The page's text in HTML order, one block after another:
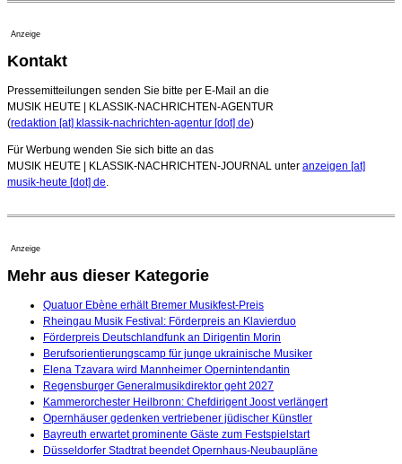
Anzeige
Kontakt
Pressemitteilungen senden Sie bitte per E-Mail an die
MUSIK HEUTE | KLASSIK-NACHRICHTEN-AGENTUR
(redaktion [at] klassik-nachrichten-agentur [dot] de)
Für Werbung wenden Sie sich bitte an das
MUSIK HEUTE | KLASSIK-NACHRICHTEN-JOURNAL unter anzeigen [at]
musik-heute [dot] de
Anzeige
Mehr aus dieser Kategorie
Quatuor Ebène erhält Bremer Musikfest-Preis
Rheingau Musik Festival: Förderpreis an Klavierduo
Förderpreis Deutschlandfunk an Dirigentin Morin
Berufsorientierungscamp für junge ukrainische Musiker
Elena Tzavara wird Mannheimer Opernintendantin
Regensburger Generalmusikdirektor geht 2027
Kammerorchester Heilbronn: Chefdirigent Joost verlängert
Opernhäuser gedenken vertriebener jüdischer Künstler
Bayreuth erwartet prominente Gäste zum Festspielstart
Düsseldorfer Stadtrat beendet Opernhaus-Neubaupläne